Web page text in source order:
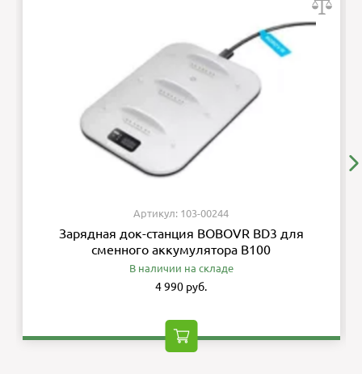
Артикул: 103-00244
Зарядная док-станция BOBOVR BD3 для
сменного аккумулятора B100
В наличии на складе
4 990 руб.